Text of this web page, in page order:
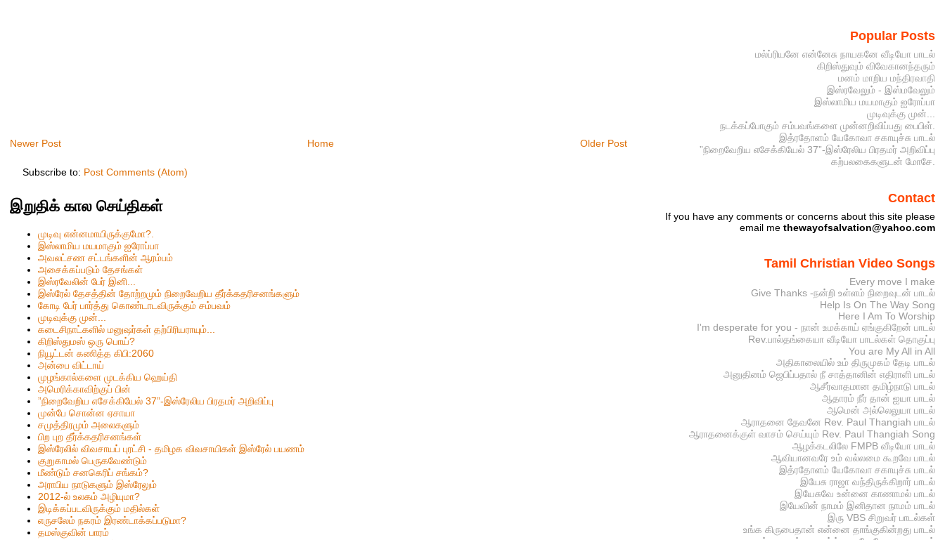
Newer Post Older Post
Home
Subscribe to: Post Comments (Atom)
இறுதிக் கால செய்திகள்
முடிவு என்னமாயிருக்குமோ?.
இஸ்லாமிய மயமாகும் ஐரோப்பா
அவலட்சண சட்டங்களின் ஆரம்பம்
அசைக்கப்படும் தேசங்கள்
இஸ்ரவேலின் பேர் இனி...
இஸ்ரேல் தேசத்தின் தோற்றமும் நிறைவேறிய தீர்க்கதரிசனங்களும்
கோடி பேர் பார்த்து கொண்டாடவிருக்கும் சம்பவம்
முடிவுக்கு முன்...
கடைசிநாட்களில் மனுஷர்கள் தற்பிரியராயும்...
கிறிஸ்தும‌ஸ் ஒரு பொய்?
நியூட்டன் கணித்த கிபி:2060
அன்பை விட்டாய்
முழங்கால்களை முடக்கிய ஹெய்தி
அமெரிக்காவிற்குப் பின்
”நிறைவேறிய எசேக்கியேல் 37”-இஸ்ரேலிய பிரதமர் அறிவிப்பு
முன்பே சொன்ன ஏசாயா
சமுத்திரமும் அலைகளும்
பிற புற தீர்க்கதரிசனங்கள்
இஸ்ரேலில் விவசாயப் புரட்சி - தமிழக விவசாயிகள் இஸ்ரேல் பயணம்
குறுகாமல் பெருகவேண்டும்
மீண்டும் சனகெரிப் சங்கம்?
அராபிய நாடுகளும் இஸ்ரேலும்
2012-ல் உலகம் அழியுமா?
இடிக்கப்படவிருக்கும் மதில்கள்
எருசலேம் நகரம் இரண்டாக்கப்படுமா?
தமஸ்குவின் பாரம்
Popular Posts
மல்ப்ரியனே என்னேசு நாயகனே வீடியோ பாடல்
கிறிஸ்துவும் விவேகானந்தரும்
மனம் மாறிய மந்திரவாதி
இஸ்ரவேலும் - இஸ்மவேலும்
இஸ்லாமிய மயமாகும் ஐரோப்பா
முடிவுக்கு முன்...
நடக்கப்போகும் சம்பவங்களை முன்னறிவிப்பது பைபிள்.
இத்ரதோளம் யேகோவா சகாயுச்சு பாடல்
”நிறைவேறிய எசேக்கியேல் 37”-இஸ்ரேலிய பிரதமர் அறிவிப்பு
கற்பலகைகளுடன் மோசே.
Contact
If you have any comments or concerns about this site please
email me thewayofsalvation@yahoo.com
Tamil Christian Video Songs
Every move I make
Give Thanks -நன்றி உள்ளம் நிறைவுடன் பாடல்
Help Is On The Way Song
Here I Am To Worship
I'm desperate for you - நான் உமக்காய் ஏங்குகிறேன் பாடல்
Rev.பால்தங்கையா வீடியோ பாடல்கள் தொகுப்பு
You are My All in All
அதிகாலையில் உம் திருமுகம் தேடி பாடல்
அனுதினம் ஜெபிப்பதால் நீ சாத்தானின் எதிராளி பாடல்
ஆசீர்வாதமான தமிழ்நாடு பாடல்
ஆதாரம் நீர் தான் ஐயா பாடல்
ஆமென் அல்லெலுயா பாடல்
ஆராதனை தேவனே Rev. Paul Thangiah பாடல்
ஆராதனைக்குள் வாசம் செய்யும் Rev. Paul Thangiah Song
ஆழக்கடலிலே FMPB வீடியோ பாடல்
ஆவியானவரே உம் வல்லமை கூறவே பாடல்
இத்ரதோளம் யேகோவா சகாயுச்சு பாடல்
இயேசு ராஜா வந்திருக்கிறார் பாடல்
இயேசுவே உன்னை காணாமல் பாடல்
இயேவின் நாமம் இனிதான நாமம் பாடல்
இரு VBS சிறுவர் பாடல்கள்
உங்க கிருபைதான் என்னை தாங்குகின்றது பாடல்